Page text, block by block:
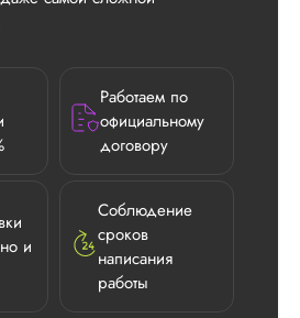
Работаем по
официальному
договору
и
Соблюдение
сроков
написания
работы